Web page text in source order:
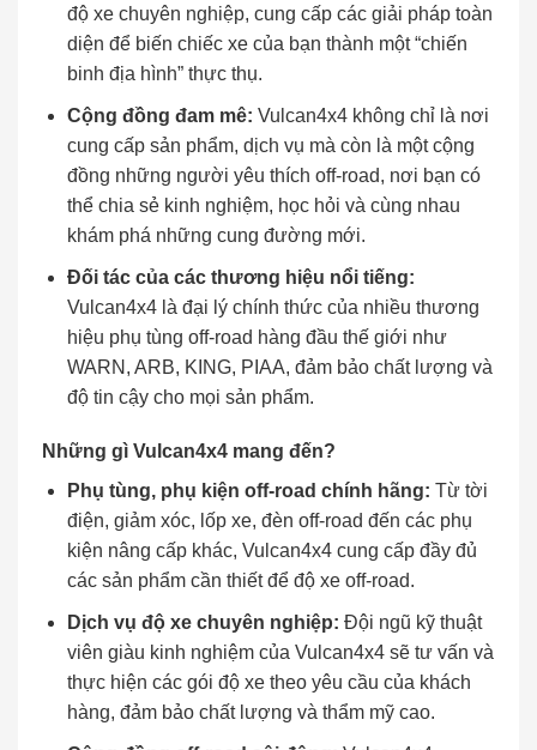
độ xe chuyên nghiệp, cung cấp các giải pháp toàn
diện để biến chiếc xe của bạn thành một “chiến
binh địa hình” thực thụ.
Cộng đồng đam mê: Vulcan4x4 không chỉ là nơi
cung cấp sản phẩm, dịch vụ mà còn là một cộng
đồng những người yêu thích off-road, nơi bạn có
thể chia sẻ kinh nghiệm, học hỏi và cùng nhau
khám phá những cung đường mới.
Đối tác của các thương hiệu nổi tiếng:
Vulcan4x4 là đại lý chính thức của nhiều thương
hiệu phụ tùng off-road hàng đầu thế giới như
WARN, ARB, KING, PIAA, đảm bảo chất lượng và
độ tin cậy cho mọi sản phẩm.
Những gì Vulcan4x4 mang đến?
Phụ tùng, phụ kiện off-road chính hãng: Từ tời
điện, giảm xóc, lốp xe, đèn off-road đến các phụ
kiện nâng cấp khác, Vulcan4x4 cung cấp đầy đủ
các sản phẩm cần thiết để độ xe off-road.
Dịch vụ độ xe chuyên nghiệp: Đội ngũ kỹ thuật
viên giàu kinh nghiệm của Vulcan4x4 sẽ tư vấn và
thực hiện các gói độ xe theo yêu cầu của khách
hàng, đảm bảo chất lượng và thẩm mỹ cao.